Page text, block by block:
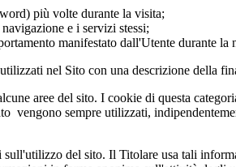
più volte durante la visita;
e i servizi stessi;
manifestato dall'Utente durante la
nel Sito con una descrizione della
aree del sito. I cookie di questa
vengono sempre utilizzati,
del sito. Il Titolare usa tali